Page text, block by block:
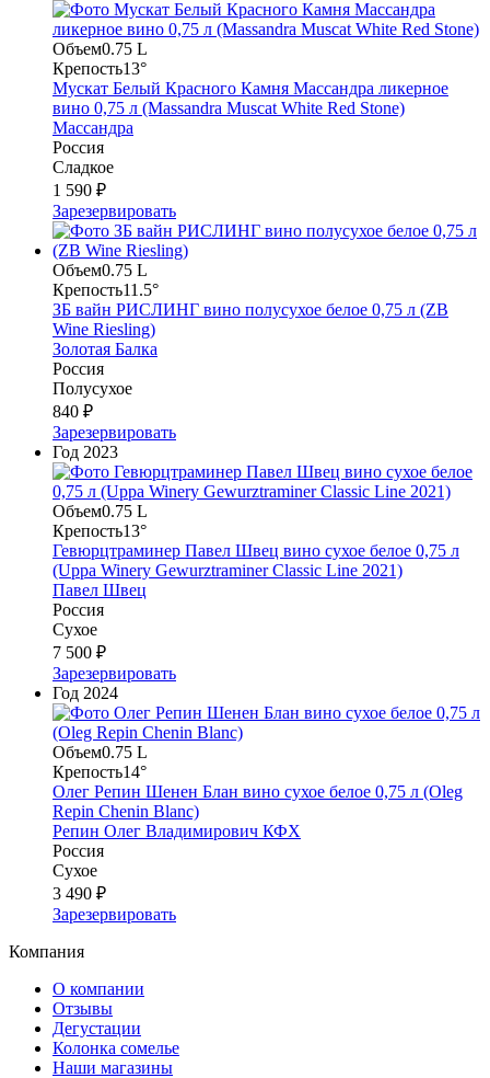
Объем0.75 L
Крепость13°
Мускат Белый Красного Камня Массандра ликерное
вино 0,75 л (Massandra Muscat White Red Stone)
Массандра
Россия
Сладкое
1 590 ₽
Зарезервировать
Объем0.75 L
Крепость11.5°
ЗБ вайн РИСЛИНГ вино полусухое белое 0,75 л (ZB
Wine Riesling)
Золотая Балка
Россия
Полусухое
840 ₽
Зарезервировать
Год 2023
Объем0.75 L
Крепость13°
Гевюрцтраминер Павел Швец вино сухое белое 0,75 л
(Uppa Winery Gewurztraminer Classic Line 2021)
Павел Швец
Россия
Сухое
7 500 ₽
Зарезервировать
Год 2024
Объем0.75 L
Крепость14°
Олег Репин Шенен Блан вино сухое белое 0,75 л (Oleg
Repin Chenin Blanc)
Репин Олег Владимирович КФХ
Россия
Сухое
3 490 ₽
Зарезервировать
Компания
О компании
Отзывы
Дегустации
Колонка сомелье
Наши магазины